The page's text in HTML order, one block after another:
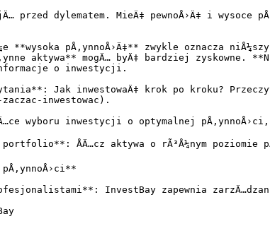
przed dylematem. MieÄ‡ pewnoÅ›Ä‡ i wysoce
**wysoka pÅ‚ynnoÅ›Ä‡** zwykle oznacza
aktywa** mogÄ… byÄ‡ bardziej zyskowne.
o inwestycji.
Jak inwestowaÄ‡ krok po kroku?
inwestowac).
wyboru inwestycji o optymalnej
ÅÄ…cz aktywa o rÃ³Å¼nym poziomie
InvestBay zapewnia